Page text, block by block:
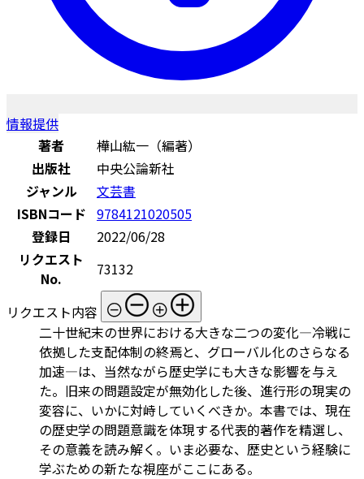
情報提供
著者
樺山紘一（編著）
出版社
中央公論新社
ジャンル
文芸書
ISBNコード 9784121020505
登録日
2022/06/28
リクエスト
No.
73132
リクエスト内容
二十世紀末の世界における大きな二つの変化―冷戦に
依拠した支配体制の終焉と、グローバル化のさらなる
加速―は、当然ながら歴史学にも大きな影響を与え
た。旧来の問題設定が無効化した後、進行形の現実の
変容に、いかに対峙していくべきか。本書では、現在
の歴史学の問題意識を体現する代表的著作を精選し、
その意義を読み解く。いま必要な、歴史という経験に
学ぶための新たな視座がここにある。